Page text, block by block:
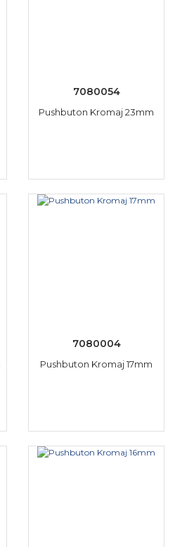
7080054
Pushbuton Kromaj 23mm
7080004
Pushbuton Kromaj 17mm